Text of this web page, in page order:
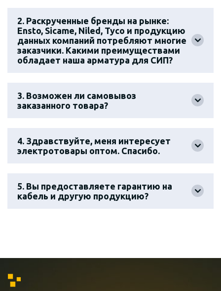
2. Раскрученные бренды на рынке:
Ensto, Sicame, Niled, Tyco и продукцию
данных компаний потребляют многие
заказчики. Какими преимуществами
обладает наша арматура для СИП?
3. Возможен ли самовывоз
заказанного товара?
4. Здравствуйте, меня интересует
электротовары оптом. Спасибо.
5. Вы предоставляете гарантию на
кабель и другую продукцию?